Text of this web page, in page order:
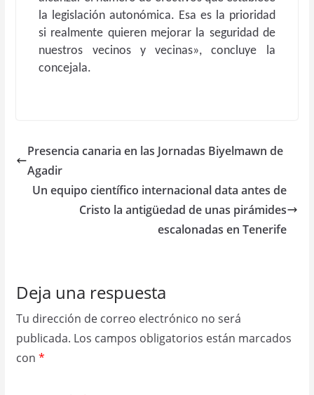
la legislación autonómica. Esa es la prioridad
si realmente quieren mejorar la seguridad de
nuestros vecinos y vecinas», concluye la
concejala.
Presencia canaria en las Jornadas Biyelmawn de
Agadir
Un equipo científico internacional data antes de
Cristo la antigüedad de unas pirámides
escalonadas en Tenerife
Deja una respuesta
Tu dirección de correo electrónico no será
publicada. Los campos obligatorios están marcados
con *